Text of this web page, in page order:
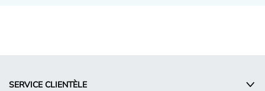
SERVICE CLIENTÈLE